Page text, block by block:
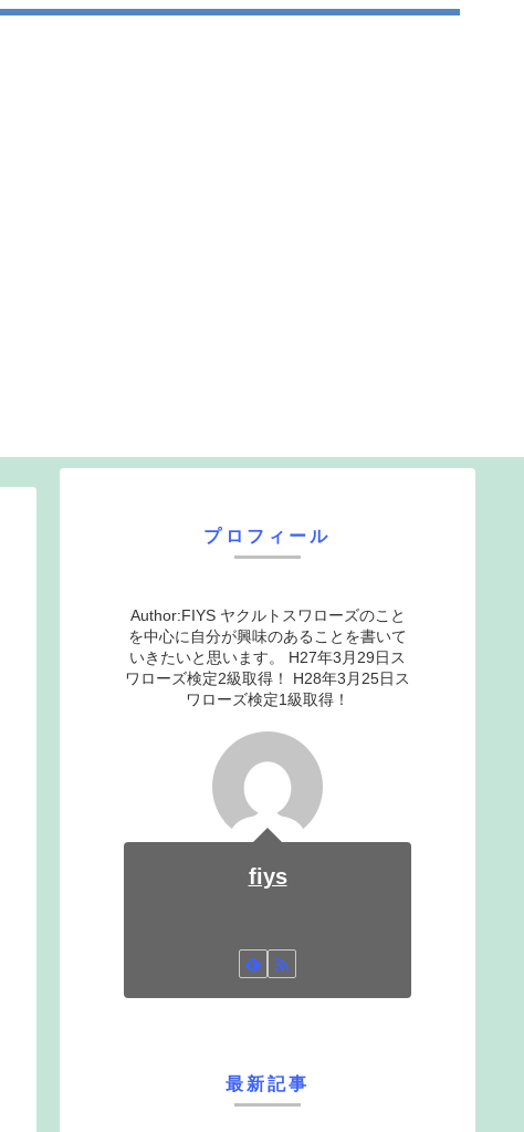
プロフィール
Author:FIYS ヤクルトスワローズのこと
を中心に自分が興味のあることを書いて
いきたいと思います。 H27年3月29日ス
ワローズ検定2級取得！ H28年3月25日ス
ワローズ検定1級取得！
fiys
最新記事